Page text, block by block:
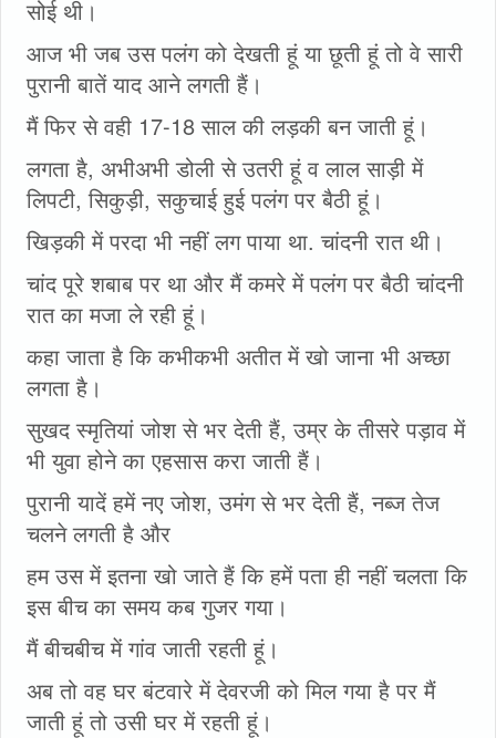
सोई थी।
आज भी जब उस पलंग को देखती हूं या छूती हूं तो वे सारी
पुरानी बातें याद आने लगती हैं।
मैं फिर से वही 17-18 साल की लड़की बन जाती हूं।
लगता है, अभीअभी डोली से उतरी हूं व लाल साड़ी में
लिपटी, सिकुड़ी, सकुचाई हुई पलंग पर बैठी हूं।
खिड़की में परदा भी नहीं लग पाया था. चांदनी रात थी।
चांद पूरे शबाब पर था और मैं कमरे में पलंग पर बैठी चांदनी
रात का मजा ले रही हूं।
कहा जाता है कि कभीकभी अतीत में खो जाना भी अच्छा
लगता है।
सुखद स्मृतियां जोश से भर देती हैं, उम्र के तीसरे पड़ाव में
भी युवा होने का एहसास करा जाती हैं।
पुरानी यादें हमें नए जोश, उमंग से भर देती हैं, नब्ज तेज
चलने लगती है और
हम उस में इतना खो जाते हैं कि हमें पता ही नहीं चलता कि
इस बीच का समय कब गुजर गया।
मैं बीचबीच में गांव जाती रहती हूं।
अब तो वह घर बंटवारे में देवरजी को मिल गया है पर मैं
जाती हूं तो उसी घर में रहती हूं।